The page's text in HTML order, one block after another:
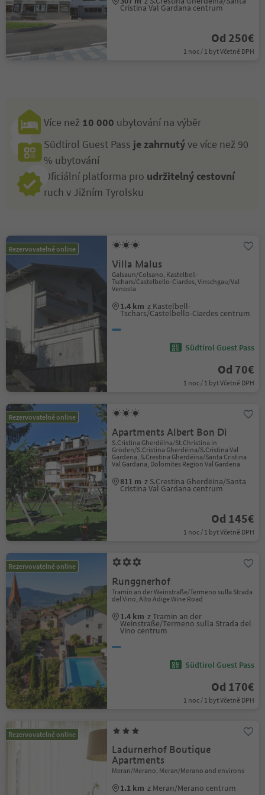
Cristina Val Gardana centrum
Od 250€
1 noc / 1 byt Včetně DPH
Více než 10 000 ubytování na výběr
Südtirol Guest Pass je zahrnutýve více než 90
% ubytování
Oficiální platforma pro udržitelný cestovní
ruch v Jižním Tyrolsku
Rezervovatelné online
Villa Malus
Galsaun/Colsano, Kastelbell-
Tschars/Castelbello-Ciardes, Vinschgau/Val
Venosta
1.4 km z Kastelbell-
Tschars/Castelbello-Ciardes centrum
Südtirol Guest Pass
Od 70€
1 noc / 1 byt Včetně DPH
Rezervovatelné online
Apartments Albert Bon Dì
S.Cristina Gherdëina/St.Christina in
Gröden/S.Cristina Gherdëina/S.Cristina Val
Gardena, S.Crestina Gherdëina/Santa Cristina
Val Gardana, Dolomites Region Val Gardena
811 m z S.Crestina Gherdëina/Santa
Cristina Val Gardana centrum
Od 145€
1 noc / 1 byt Včetně DPH
Rezervovatelné online
Runggnerhof
Tramin an der Weinstraße/Termeno sulla Strada
del Vino, Alto Adige Wine Road
1.4 km z Tramin an der
Weinstraße/Termeno sulla Strada del
Vino centrum
Südtirol Guest Pass
Od 170€
1 noc / 1 byt Včetně DPH
Rezervovatelné online
Ladurnerhof Boutique
Apartments
Meran/Merano, Meran/Merano and environs
1.1 km z Meran/Merano centrum